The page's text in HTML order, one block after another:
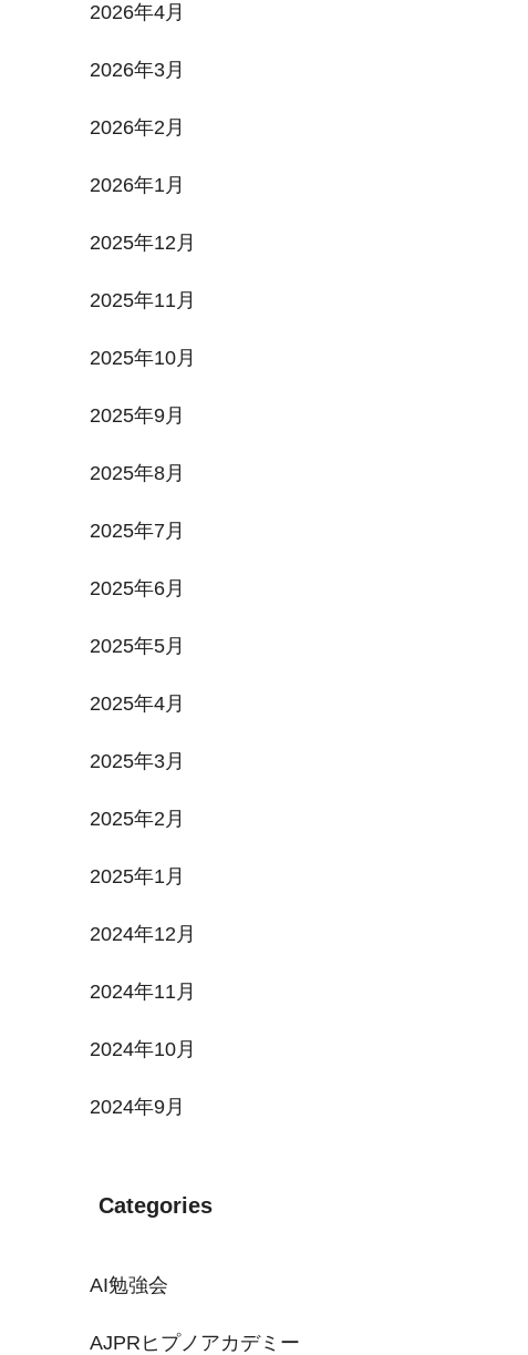
2026年4月
2026年3月
2026年2月
2026年1月
2025年12月
2025年11月
2025年10月
2025年9月
2025年8月
2025年7月
2025年6月
2025年5月
2025年4月
2025年3月
2025年2月
2025年1月
2024年12月
2024年11月
2024年10月
2024年9月
Categories
AI勉強会
AJPRヒプノアカデミー